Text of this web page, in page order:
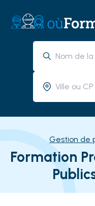
Gestion de
Formation